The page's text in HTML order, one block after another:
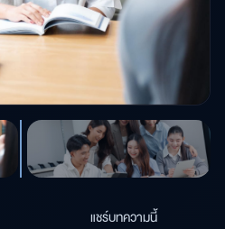
แชร์บทความนี้